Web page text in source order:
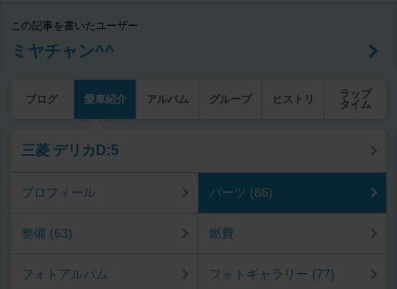
この記事を書いたユーザー
ミヤチャン^^
ブログ 愛車紹介 アルバム グループ ヒストリ
ラップ
タイム
三菱 デリカD:5
プロフィール パーツ (86)
整備 (63) 燃費
フォトアルバム フォトギャラリー (77)